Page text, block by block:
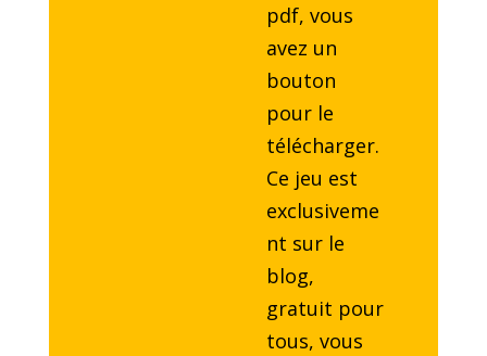
pdf, vous
avez un
bouton
pour le
télécharger.
Ce jeu est
exclusiveme
nt sur le
blog,
gratuit pour
tous, vous